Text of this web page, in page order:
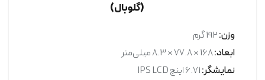
(گلوبال)
وزن:192 گرم
ابعاد:168 × 77.8 × 8.3 میلی‌متر
نمایشگر:6.71 اینچ IPS LCD